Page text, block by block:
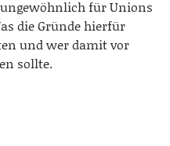
für Unions
die Gründe hierfür
und wer damit vor
sollte.